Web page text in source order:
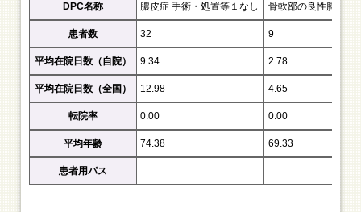
DPC名称
患者数
平均在院日数（自院）
平均在院日数（全国）
転院率
平均年齢
患者用パス
膿皮症 手術・処置等１なし
32
9.34
12.98
0.00
74.38
骨軟部の良性腫瘍（
9
2.78
4.65
0.00
69.33